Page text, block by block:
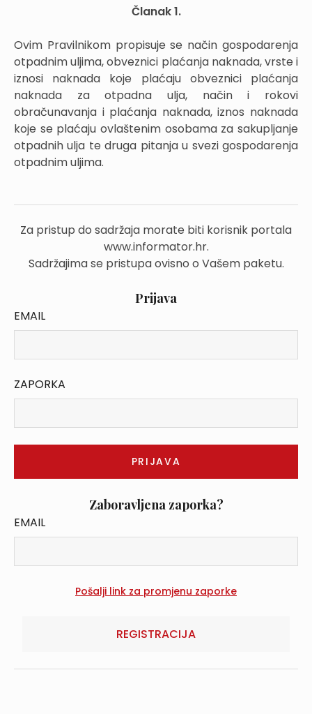
Članak 1.
Ovim Pravilnikom propisuje se način gospodarenja
otpadnim uljima, obveznici plaćanja naknada, vrste i
iznosi naknada koje plaćaju obveznici plaćanja
naknada za otpadna ulja, način i rokovi
obračunavanja i plaćanja naknada, iznos naknada
koje se plaćaju ovlaštenim osobama za sakupljanje
otpadnih ulja te druga pitanja u svezi gospodarenja
otpadnim uljima.
Za pristup do sadržaja morate biti korisnik portala
www.informator.hr.
Sadržajima se pristupa ovisno o Vašem paketu.
Prijava
EMAIL
ZAPORKA
Zaboravljena zaporka?
EMAIL
REGISTRACIJA